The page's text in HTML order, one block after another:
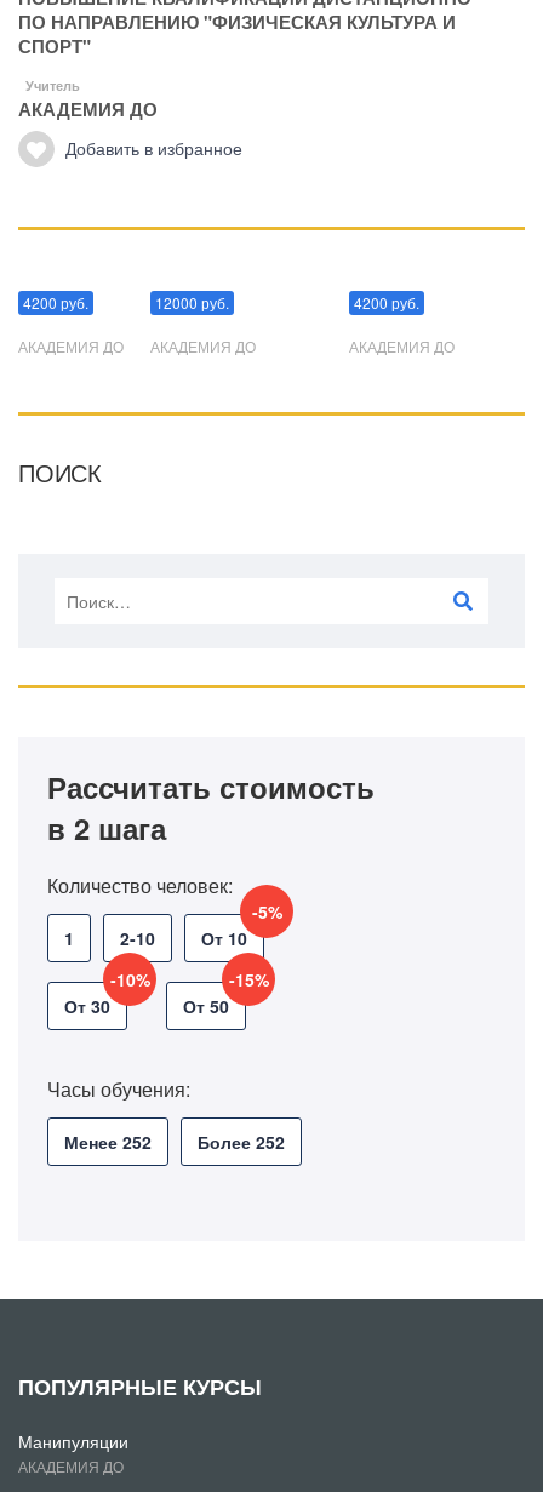
ПО НАПРАВЛЕНИЮ "ФИЗИЧЕСКАЯ КУЛЬТУРА И
СПОРТ"
Учитель
АКАДЕМИЯ ДО
Добавить в избранное
4200 руб.
АКАДЕМИЯ ДО
12000 руб.
АКАДЕМИЯ ДО
4200 руб.
АКАДЕМИЯ ДО
ПОИСК
Рассчитать стоимость
в 2 шага
Количество человек:
1 2-10 От 10
-5%
От 30
-10%
От 50
-15%
Часы обучения:
Менее 252 Более 252
ПОПУЛЯРНЫЕ КУРСЫ
Манипуляции
АКАДЕМИЯ ДО